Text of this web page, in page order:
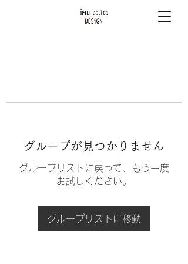
グループが見つかりません
グループリストに戻って、もう一度
お試しください。
グループリストに移動